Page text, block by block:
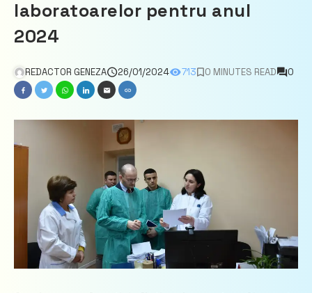
laboratoarelor pentru anul
2024
REDACTOR GENEZA 26/01/2024 713 0 MINUTES READ 0